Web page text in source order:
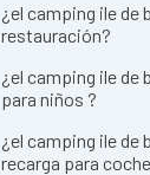
¿el camping ile
restauración?
¿el camping ile
para niños ?
¿el camping ile
recarga para